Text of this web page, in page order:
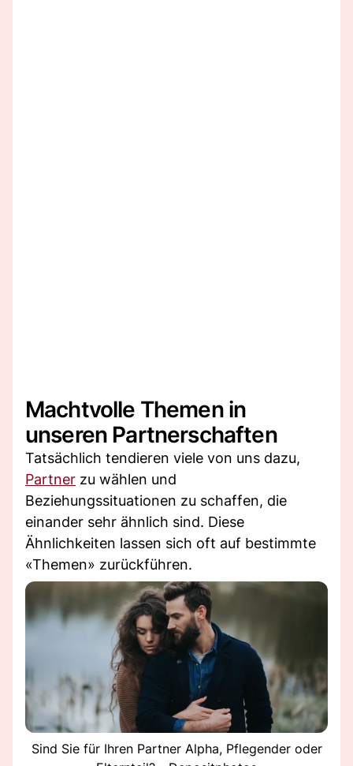
Machtvolle Themen in
unseren Partnerschaften
Tatsächlich tendieren viele von uns dazu,
Partner zu wählen und
Beziehungssituationen zu schaffen, die
einander sehr ähnlich sind. Diese
Ähnlichkeiten lassen sich oft auf bestimmte
«Themen» zurückführen.
Sind Sie für Ihren Partner Alpha, Pflegender oder